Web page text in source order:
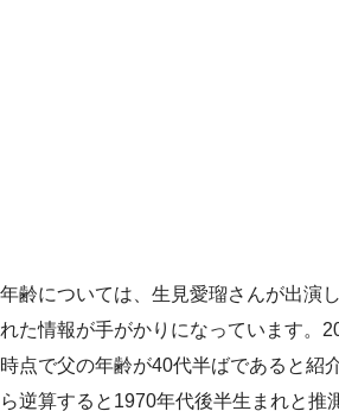
年齢については、生見愛瑠さんが出演
れた情報が手がかりになっています。
時点で父の年齢が40代半ばであると紹
ら逆算すると1970年代後半生まれと推